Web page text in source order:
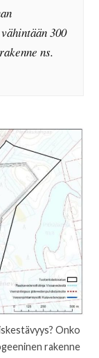
300
ns.
Onko
rakenne